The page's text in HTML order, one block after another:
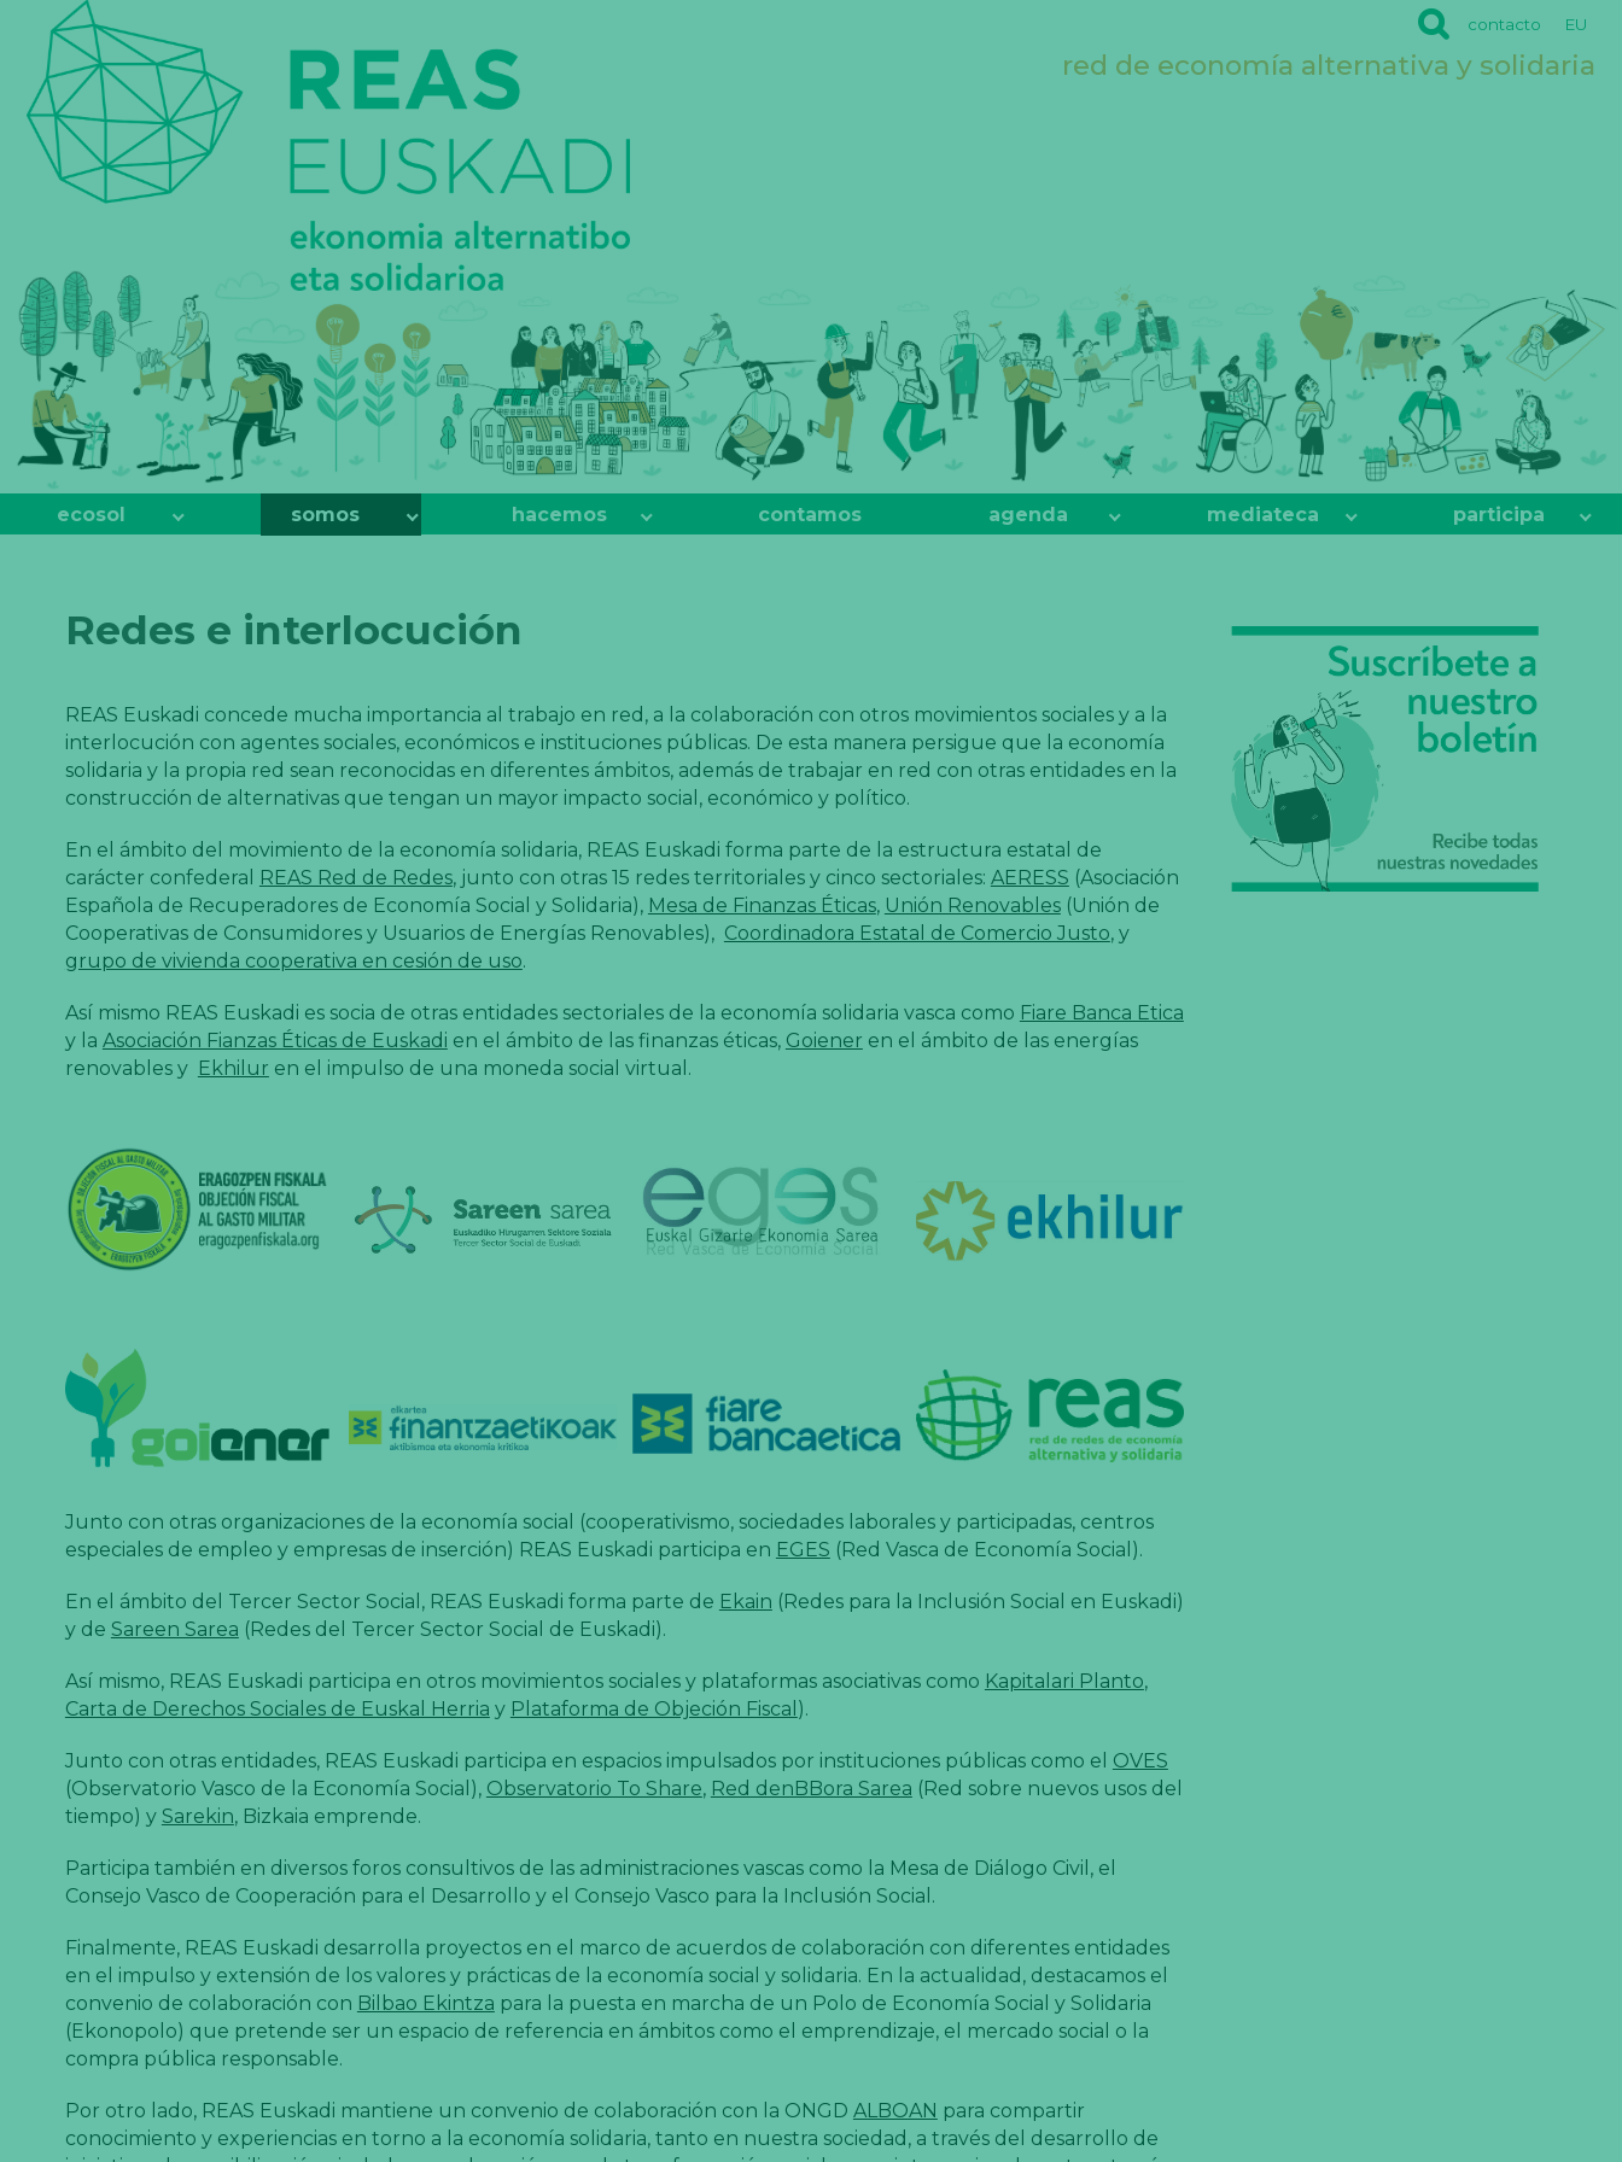
REAS
EUSKADI
contacto EU
red de economía alternativa y solidaria
ecosol somos hacemos contamos agenda mediateca participa
Redes e interlocución
REAS Euskadi concede mucha importancia al trabajo en red, a la colaboración con otros movimientos sociales y a la
interlocución con agentes sociales, económicos e instituciones públicas. De esta manera persigue que la economía
solidaria y la propia red sean reconocidas en diferentes ámbitos, además de trabajar en red con otras entidades en la
construcción de alternativas que tengan un mayor impacto social, económico y político.
En el ámbito del movimiento de la economía solidaria, REAS Euskadi forma parte de la estructura estatal de
carácter confederal
REAS Red de Redes, junto con otras 15 redes territoriales y cinco sectoriales: AERESS (Asociación
Española de Recuperadores de Economía Social y Solidaria), Mesa de Finanzas Éticas, Unión Renovables(Unión de
Cooperativas de Consumidores y Usuarios de Energías Renovables), Coordinadora Estatal de Comercio Justo, y
grupo de vivienda cooperativa en cesión de uso.
Así mismo REAS Euskadi es socia de otras entidades sectoriales de la economía solidaria vasca como Fiare Banca Etica
y la Asociación Fianzas Éticas de Euskadi en el ámbito de las finanzas éticas, Goiener en el ámbito de las energías
renovables y Ekhilur en el impulso de una moneda social virtual.
Junto con otras organizaciones de la economía social (cooperativismo, sociedades laborales y participadas, centros
especiales de empleo y empresas de inserción) REAS Euskadi participa en EGES (Red Vasca de Economía Social).
En el ámbito del Tercer Sector Social, REAS Euskadi forma parte de Ekain (Redes para la Inclusión Social en Euskadi)
y de Sareen Sarea (Redes del Tercer Sector Social de Euskadi).
Así mismo, REAS Euskadi participa en otros movimientos sociales y plataformas asociativas como Kapitalari Planto,
Carta de Derechos Sociales de Euskal Herria y Plataforma de Objeción Fiscal ).
Junto con otras entidades, REAS Euskadi participa en espacios impulsados por instituciones públicas como el OVES
(Observatorio Vasco de la Economía Social), Observatorio To Share, Red denBBora Sarea (Red sobre nuevos usos del
tiempo) y Sarekin, Bizkaia emprende.
Participa también en diversos foros consultivos de las administraciones vascas como la Mesa de Diálogo Civil, el
Consejo Vasco de Cooperación para el Desarrollo y el Consejo Vasco para la Inclusión Social.
Finalmente, REAS Euskadi desarrolla proyectos en el marco de acuerdos de colaboración con diferentes entidades
en el impulso y extensión de los valores y prácticas de la economía social y solidaria. En la actualidad, destacamos el
convenio de colaboración con Bilbao Ekintza para la puesta en marcha de un Polo de Economía Social y Solidaria
(Ekonopolo) que pretende ser un espacio de referencia en ámbitos como el emprendizaje, el mercado social o la
compra pública responsable.
Por otro lado, REAS Euskadi mantiene un convenio de colaboración con la ONGD ALBOAN para compartir
conocimiento y experiencias en torno a la economía solidaria, tanto en nuestra sociedad, a través del desarrollo de